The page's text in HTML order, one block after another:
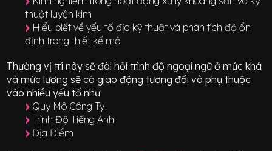
thuật luyện kim
Hiểu biết về yếu tố địa kỹ thuật và phân tích độ ổn
định trong thiết kế mỏ
Thường vị trí này sẽ đòi hỏi trình độ ngoại ngữ ở mứckhá
và mức lương sẽ có giao động tương đối và phụ thuộc
vào nhiều yếu tố như
Quy Mô Công Ty
Trình Độ Tiếng Anh
Địa Điểm